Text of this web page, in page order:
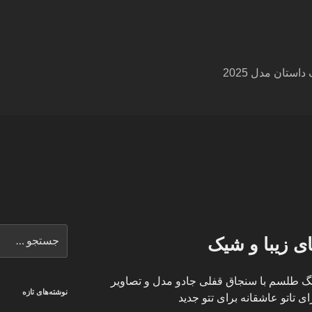
مدل 2025
زیبا و شیک
طلسم با سنجاق قفلی جادو مدل و تصاویر
تاتو عاشقانه برای تتو جدید
برای
نوشته‌های تازه